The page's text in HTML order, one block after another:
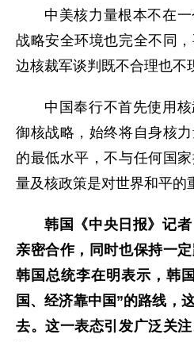
中美核力量根本不在
战略安全环境也完全不同
边核裁军谈判既不合理也不
中国奉行不首先使用
御核战略，始终将自身核
的最低水平，不与任何国
量及核政策是对世界和平的
韩国《中央日报》记
亲密合作，同时也保持一
韩国总统李在明表示，韩
国、经济靠中国”的路线，
去。这一表态引发广泛关